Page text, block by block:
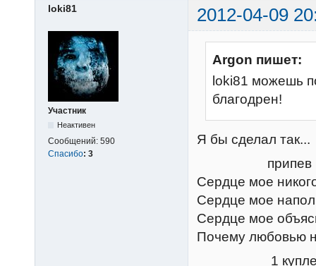
loki81 2012-04-09
Участник
Неактивен
Сообщений: 590
Спасибо: 3
Argon пишет:
loki81 можешь
благодрен!
Я бы сделал так...
припев
Сердце мое
Сердце мое
Сердце мое
Почему любовью
1